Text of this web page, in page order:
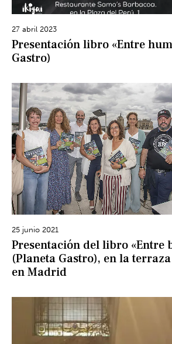
27 abril 2023
Presentación libro «Entre
Gastro)
25 junio 2021
Presentación del libro «Entre
(Planeta Gastro), en la
en Madrid